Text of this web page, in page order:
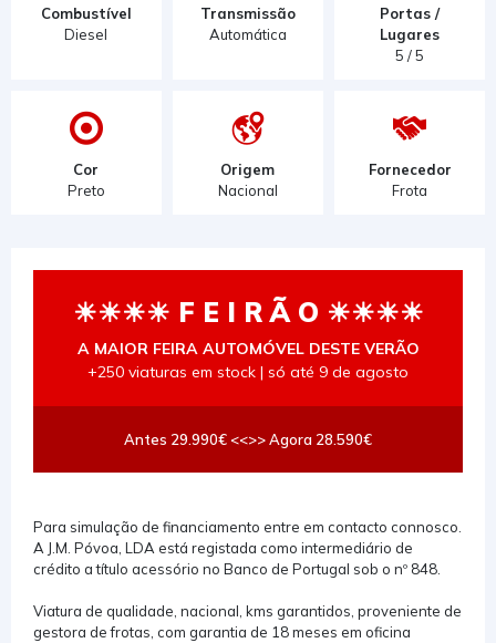
Combustível
Diesel
Transmissão
Automática
Portas /
Lugares
5 / 5
Cor
Preto
Origem
Nacional
Fornecedor
Frota
☀☀☀☀ F E I R Ã O ☀☀☀☀
A MAIOR FEIRA AUTOMÓVEL DESTE VERÃO
+250 viaturas em stock | só até 9 de agosto
Antes 29.990€ <<>> Agora 28.590€
Para simulação de financiamento entre em contacto connosco.
A J.M. Póvoa, LDA está registada como intermediário de
crédito a título acessório no Banco de Portugal sob o nº 848.
Viatura de qualidade, nacional, kms garantidos, proveniente de
gestora de frotas, com garantia de 18 meses em oficina